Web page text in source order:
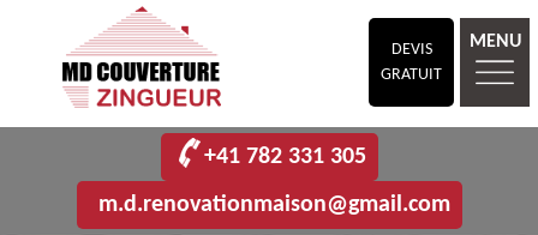
DEVIS
GRATUIT
MENU
+41 782 331 305
m.d.renovationmaison@gmail.com